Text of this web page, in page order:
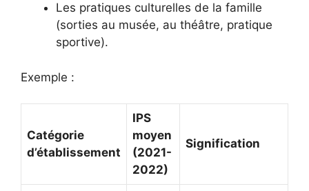
Les pratiques culturelles de la famille
(sorties au musée, au théâtre, pratique
sportive).
Exemple :
Catégorie
d’établissement
IPS
moyen
(2021-
2022)
Signification